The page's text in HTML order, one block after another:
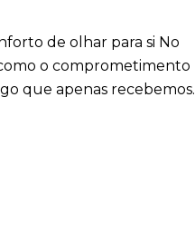
de olhar para si No
o comprometimento
que apenas recebemos.